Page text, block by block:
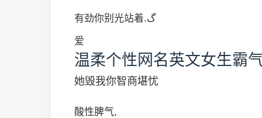
有劲你别光站着.گ
爱
温柔个性网名英文女生霸
她毁我你智商堪忧
酸性脾气,